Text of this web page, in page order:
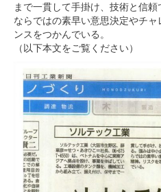
まで一貫して手掛け、技術と信
ならではの素早い意思決定やチ
ンスをつかんでいる。
（以下本文をご覧ください）